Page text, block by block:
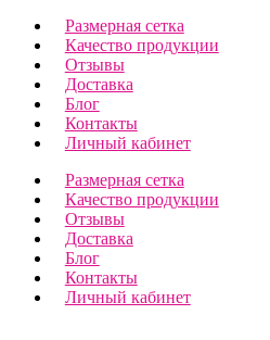
Размерная сетка
Качество продукции
Отзывы
Доставка
Блог
Контакты
Личный кабинет
Размерная сетка
Качество продукции
Отзывы
Доставка
Блог
Контакты
Личный кабинет